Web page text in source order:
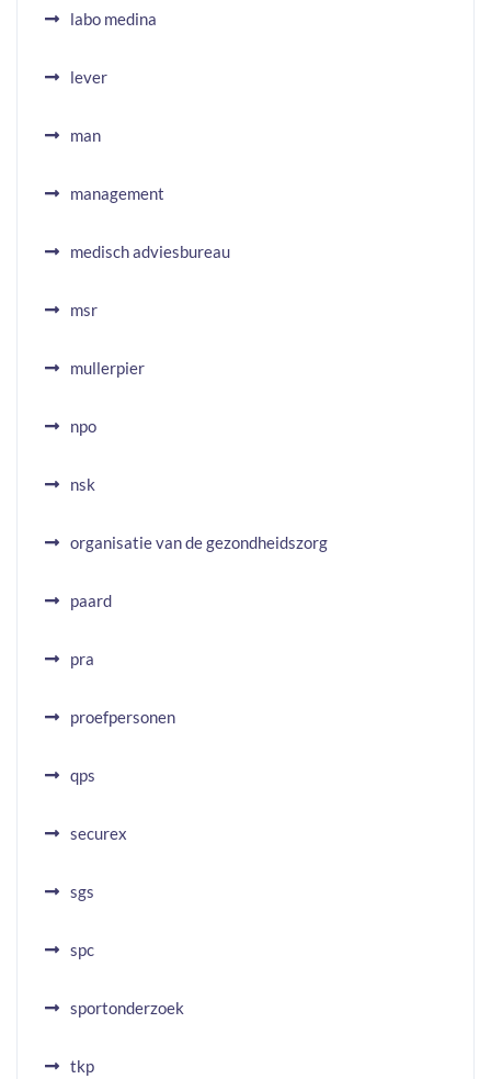
labo medina
lever
man
management
medisch adviesbureau
msr
mullerpier
npo
nsk
organisatie van de gezondheidszorg
paard
pra
proefpersonen
qps
securex
sgs
spc
sportonderzoek
tkp